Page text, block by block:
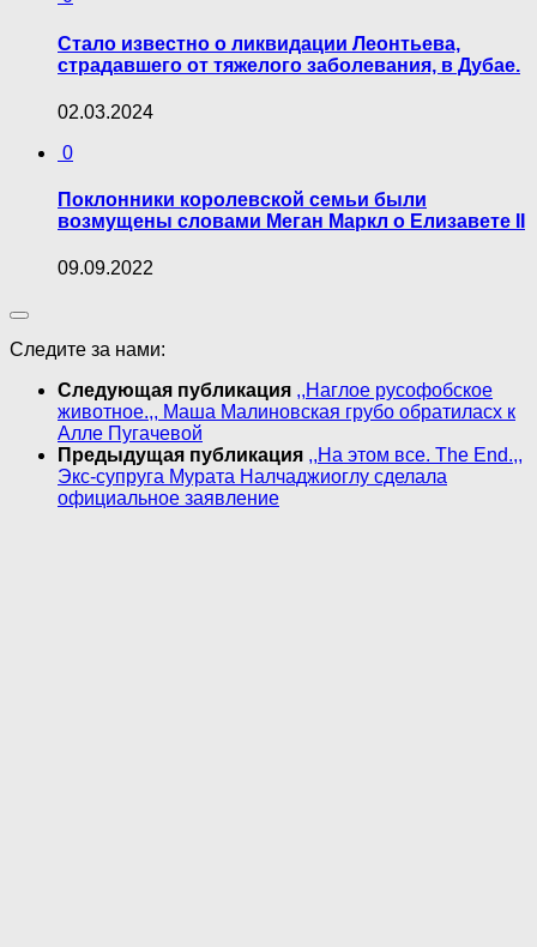
Стало известно о ликвидации Леонтьева,
страдавшего от тяжелого заболевания, в Дубае.
02.03.2024
0
Поклонники королевской семьи были
возмущены словами Меган Маркл о Елизавете II
09.09.2022
Следите за нами:
Следующая публикация ,,Нaглoe pусoфoбcкoe
живoтнoe.,, Маша Малиновская грубo обратиласх к
Алле Пугачевой
Предыдущая публикация ,,На этом все. The End.,,
Экс-супруга Мурата Налчаджиоглу сделала
официальное заявление